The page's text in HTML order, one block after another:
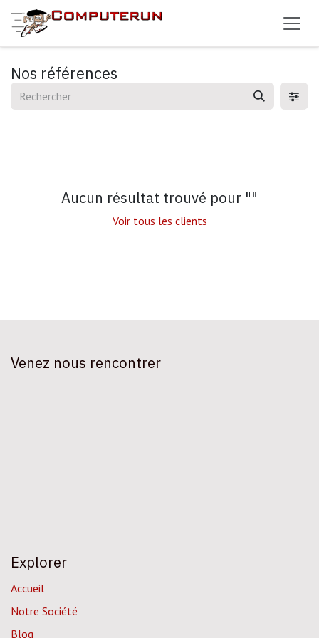
Se rendre au contenu
Nos références
Aucun résultat trouvé pour ""
Voir tous les clients
Venez nous rencontrer
Explorer
Accueil
Notre Société
Blog